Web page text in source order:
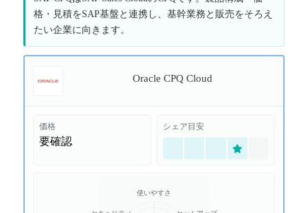
格・見積をSAP基盤と連携し、基幹業務と販売をそろえ
たい企業に向きます。
Oracle CPQ Cloud
価格
要確認
シェア目安
使いやすさ